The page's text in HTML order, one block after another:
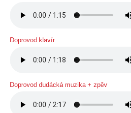
Doprovod klavír
Doprovod dudácká muzika + zpěv